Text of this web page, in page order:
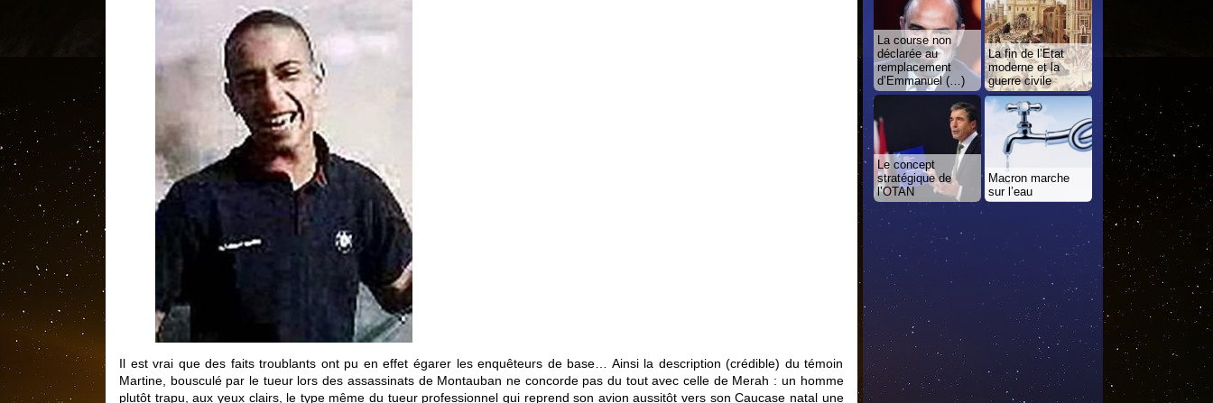
Il est vrai que des faits troublants ont pu en effet égarer les enquêteurs de base… Ainsi la description (crédible) du témoin
Martine, bousculé par le tueur lors des assassinats de Montauban ne concorde pas du tout avec celle de Merah : un homme
plutôt trapu, aux yeux clairs, le type même du tueur professionnel qui reprend son avion aussitôt vers son Caucase natal une
La course non
déclarée au
remplacement
d’Emmanuel (…)
La fin de l’Etat
moderne et la
guerre civile
Le concept
stratégique de
l’OTAN
Macron marche
sur l’eau